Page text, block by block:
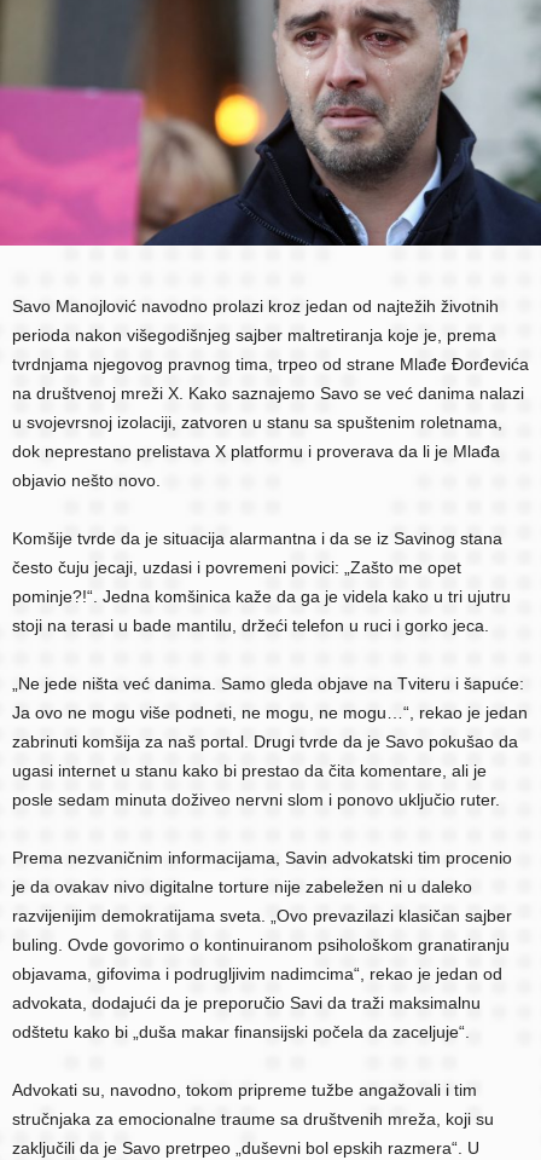
Savo Manojlović navodno prolazi kroz jedan od najtežih životnih
perioda nakon višegodišnjeg sajber maltretiranja koje je, prema
tvrdnjama njegovog pravnog tima, trpeo od strane Mlađe Đorđevića
na društvenoj mreži X. Kako saznajemo Savo se već danima nalazi
u svojevrsnoj izolaciji, zatvoren u stanu sa spuštenim roletnama,
dok neprestano prelistava X platformu i proverava da li je Mlađa
objavio nešto novo.
Komšije tvrde da je situacija alarmantna i da se iz Savinog stana
često čuju jecaji, uzdasi i povremeni povici: „Zašto me opet
pominje?!“. Jedna komšinica kaže da ga je videla kako u tri ujutru
stoji na terasi u bade mantilu, držeći telefon u ruci i gorko jeca.
„Ne jede ništa već danima. Samo gleda objave na Tviteru i šapuće:
Ja ovo ne mogu više podneti, ne mogu, ne mogu…“, rekao je jedan
zabrinuti komšija za naš portal. Drugi tvrde da je Savo pokušao da
ugasi internet u stanu kako bi prestao da čita komentare, ali je
posle sedam minuta doživeo nervni slom i ponovo uključio ruter.
Prema nezvaničnim informacijama, Savin advokatski tim procenio
je da ovakav nivo digitalne torture nije zabeležen ni u daleko
razvijenijim demokratijama sveta. „Ovo prevazilazi klasičan sajber
buling. Ovde govorimo o kontinuiranom psihološkom granatiranju
objavama, gifovima i podrugljivim nadimcima“, rekao je jedan od
advokata, dodajući da je preporučio Savi da traži maksimalnu
odštetu kako bi „duša makar finansijski počela da zaceljuje“.
Advokati su, navodno, tokom pripreme tužbe angažovali i tim
stručnjaka za emocionalne traume sa društvenih mreža, koji su
zaključili da je Savo pretrpeo „duševni bol epskih razmera“. U